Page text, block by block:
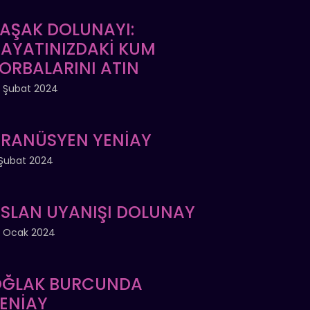
DOLUNAYI:
KUM
ATIN
Şubat 2024
YENİAY
2024
UYANIŞI DOLUNAY
Ocak 2024
BURCUNDA